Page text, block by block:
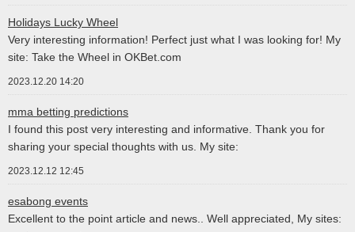
Holidays Lucky Wheel
Very interesting information! Perfect just what I was looking for! My
site: Take the Wheel in OKBet.com
2023.12.20 14:20
mma betting predictions
I found this post very interesting and informative. Thank you for
sharing your special thoughts with us. My site:
2023.12.12 12:45
esabong events
Excellent to the point article and news.. Well appreciated, My sites: